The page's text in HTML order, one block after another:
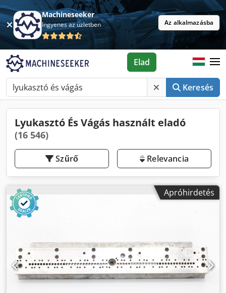
Machineseeker
Ingyenes az üzletben Az alkalmazásba
Keresés
Elad
Lyukasztó És Vágás használt eladó
(16 546)
Szűrő Relevancia
Apróhirdetés